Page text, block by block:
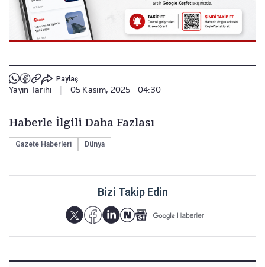
Paylaş
Yayın Tarihi 05 Kasım, 2025 - 04:30
Haberle İlgili Daha Fazlası
Gazete Haberleri Dünya
Bizi Takip Edin